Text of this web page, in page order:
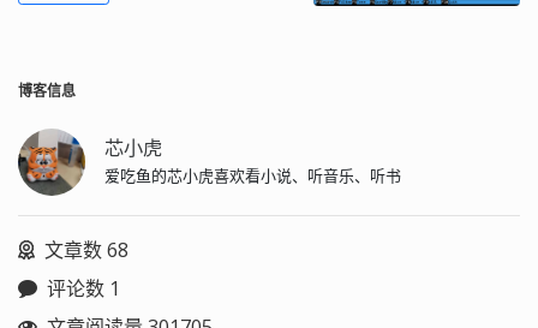
博客信息
芯小虎
爱吃鱼的芯小虎喜欢看小说、听音乐、听书
文章数 68
评论数 1